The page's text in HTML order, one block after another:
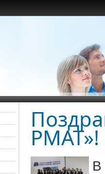
РМАТ»!
В